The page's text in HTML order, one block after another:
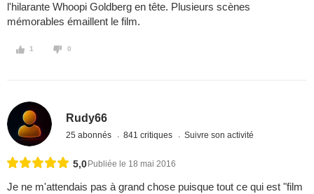
l'hilarante Whoopi Goldberg en tête. Plusieurs scènes
mémorables émaillent le film.
1 0
Rudy66
25 abonnés 841 critiques Suivre son activité
5,0 Publiée le 18 mai 2016
Je ne m'attendais pas à grand chose puisque tout ce qui est "film